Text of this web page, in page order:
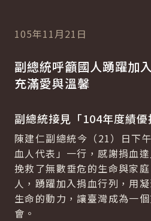
105年11月21日
副總統呼籲國人踴躍加
充滿愛與溫馨
副總統接見「104年度績優
陳建仁副總統今（21）日下
血人代表」一行，感謝捐血
挽救了無數垂危的生命與家
人，踴躍加入捐血行列，用
生命的動力，讓臺灣成為一
會。